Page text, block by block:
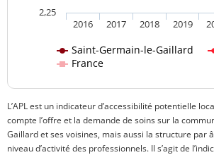
Saint-Germain-le-Gaillard
France
2016 2017 2018 2019
2,25
L’APL est un indicateur d’accessibilité potentielle
compte l’offre et la demande de soins sur la
Gaillard et ses voisines, mais aussi la structure par
niveau d’activité des professionnels. Il s’agit de